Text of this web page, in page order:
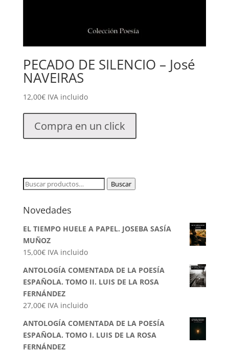
PECADO DE SILENCIO – José
NAVEIRAS
12,00€ IVA incluido
Compra en un click
Buscar
Buscar
Novedades
EL TIEMPO HUELE A PAPEL. JOSEBA SASÍA
MUÑOZ
15,00€ IVA incluido
ANTOLOGÍA COMENTADA DE LA POESÍA
ESPAÑOLA. TOMO II. LUIS DE LA ROSA
FERNÁNDEZ
27,00€ IVA incluido
ANTOLOGÍA COMENTADA DE LA POESÍA
ESPAÑOLA. TOMO I. LUIS DE LA ROSA
FERNÁNDEZ